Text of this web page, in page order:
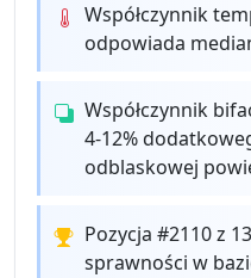
Współczynnik
odpowiada
Współczynnik
4-12%
odblaskowej
Pozycja #2110 z
sprawności w